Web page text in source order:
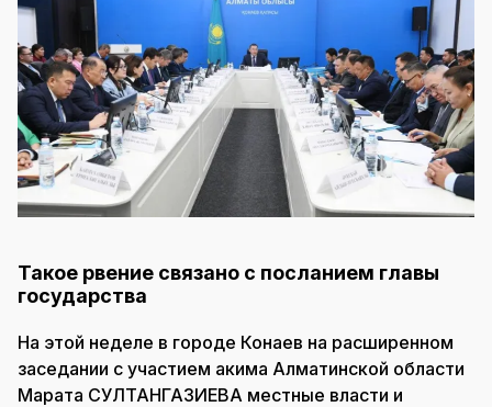
Такое рвение связано с посланием главы
государства
На этой неделе в городе Конаев на расширенном
заседании с участием акима Алматинской области
Марата СУЛТАНГАЗИЕВА местные власти и